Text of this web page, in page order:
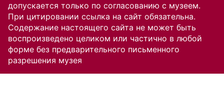
допускается только по согласованию с музеем.
При цитировании ссылка на сайт обязательна.
Содержание настоящего сайта не может быть
воспроизведено целиком или частично в любой
форме без предварительного письменного
разрешения музея